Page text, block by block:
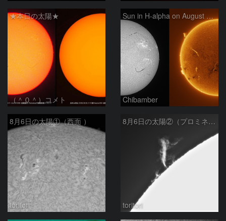
★本日の太陽★
（＾０＾）コメト
Sun in H-alpha on August 6, 2026
Chibamber
8月6日の太陽①（西面 ）
toritori
8月6日の太陽②（プロミネン北東縁 ）
toritori